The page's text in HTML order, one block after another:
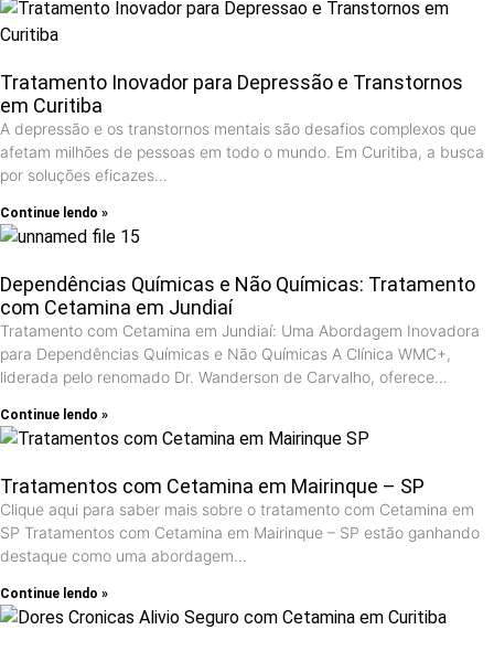
Tratamento Inovador para Depressão e Transtornos
em Curitiba
A depressão e os transtornos mentais são desafios complexos que
afetam milhões de pessoas em todo o mundo. Em Curitiba, a busca
por soluções eficazes…
Continue lendo »
Dependências Químicas e Não Químicas: Tratamento
com Cetamina em Jundiaí
Tratamento com Cetamina em Jundiaí: Uma Abordagem Inovadora
para Dependências Químicas e Não Químicas A Clínica WMC+,
liderada pelo renomado Dr. Wanderson de Carvalho, oferece…
Continue lendo »
Tratamentos com Cetamina em Mairinque – SP
Clique aqui para saber mais sobre o tratamento com Cetamina em
SP Tratamentos com Cetamina em Mairinque – SP estão ganhando
destaque como uma abordagem…
Continue lendo »